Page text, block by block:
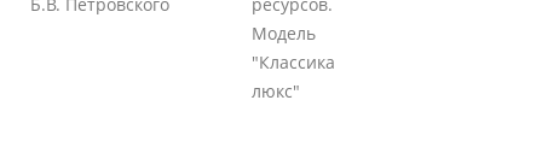
Модель
"Классика
люкс"